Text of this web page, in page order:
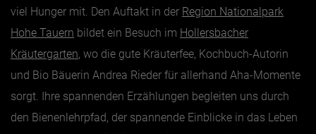
August
September
Dezember
viel Hunger mit. Den Auftakt in der Region Nationalpark
Hohe Tauern bildet ein Besuch im Hollersbacher
Kräutergarten, wo die gute Kräuterfee, Kochbuch-Autorin
und Bio Bäuerin Andrea Rieder für allerhand Aha-Momente
sorgt. Ihre spannenden Erzählungen begleiten uns durch
den Bienenlehrpfad, der spannende Einblicke in das Leben